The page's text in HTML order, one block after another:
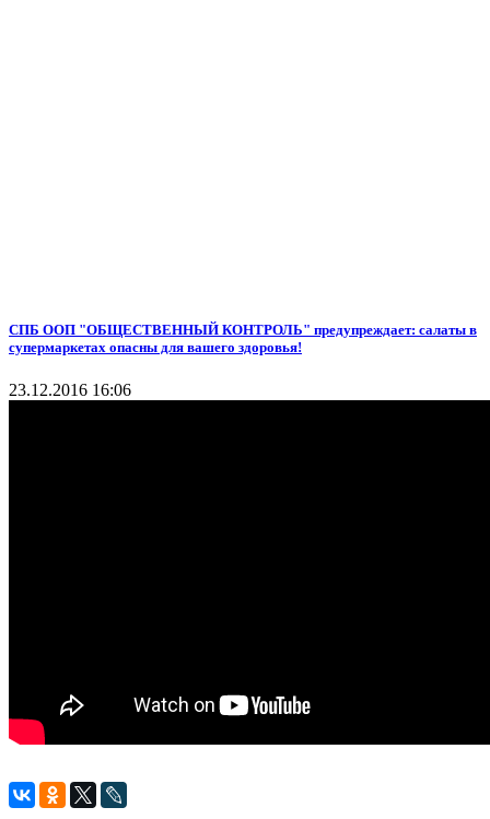
СПБ ООП "ОБЩЕСТВЕННЫЙ КОНТРОЛЬ" предупреждает: салаты в
супермаркетах опасны для вашего здоровья!
23.12.2016 16:06